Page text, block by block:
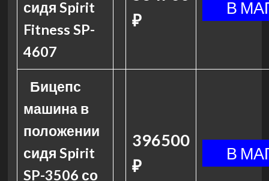
сидя Spirit
Fitness SP-
4607
₽
Бицепс
машина в
положении
сидя Spirit
SP-3506 со
396500
₽